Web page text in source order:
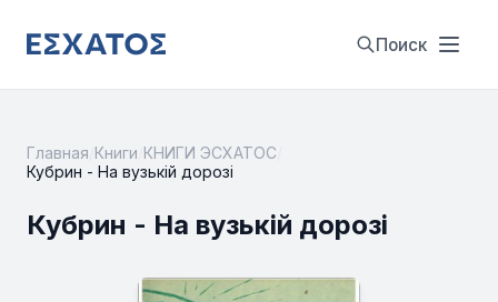
Поиск
Главная Книги КНИГИ ЭСХАТОС
Кубрин - На вузькій дорозі
Кубрин - На вузькій дорозі